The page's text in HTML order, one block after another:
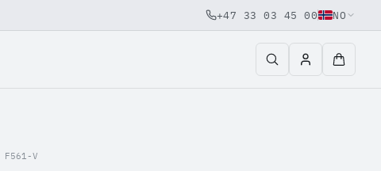
+47 33 03 45 00 NO
F561-V